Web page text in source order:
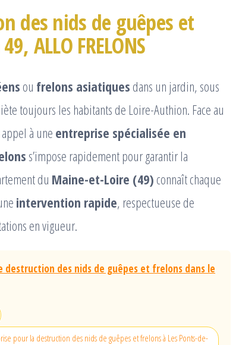
des nids de guêpes et
ALLO FRELONS
ou frelons asiatiques dans un jardin, sous
toujours les habitants de Loire-Authion. Face au
à uneentreprise spécialisée en
s’impose rapidement pour garantir la
du Maine-et-Loire (49) connaît chaque
intervention rapide, respectueuse de
en vigueur.
des nids de guêpes et frelons dans le
pour la destruction des nids de guêpes et frelons à Les Ponts-de-